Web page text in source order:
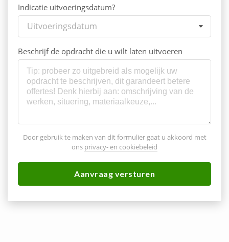
Indicatie uitvoeringsdatum?
Uitvoeringsdatum
Beschrijf de opdracht die u wilt laten uitvoeren
Door gebruik te maken van dit formulier gaat u akkoord met
ons privacy- en cookiebeleid
Aanvraag versturen